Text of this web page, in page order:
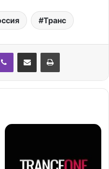
Транс
Viber Поделиться через электронную почту Печатать